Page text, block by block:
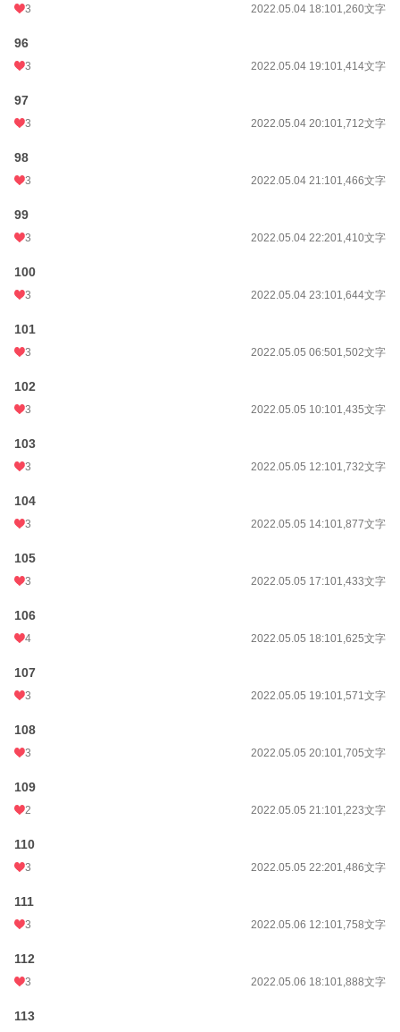
3 2022.05.04 18:101,260文字
96
3 2022.05.04 19:101,414文字
97
3 2022.05.04 20:101,712文字
98
3 2022.05.04 21:101,466文字
99
3 2022.05.04 22:201,410文字
100
3 2022.05.04 23:101,644文字
101
3 2022.05.05 06:501,502文字
102
3 2022.05.05 10:101,435文字
103
3 2022.05.05 12:101,732文字
104
3 2022.05.05 14:101,877文字
105
3 2022.05.05 17:101,433文字
106
4 2022.05.05 18:101,625文字
107
3 2022.05.05 19:101,571文字
108
3 2022.05.05 20:101,705文字
109
2 2022.05.05 21:101,223文字
110
3 2022.05.05 22:201,486文字
111
3 2022.05.06 12:101,758文字
112
3 2022.05.06 18:101,888文字
113